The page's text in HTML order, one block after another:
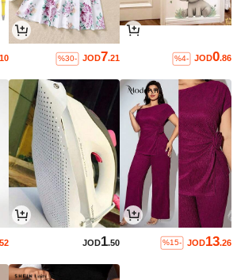
JOD0.86
%4-
JOD7.21
%30-
JOD13.26
%15-
JOD1.50